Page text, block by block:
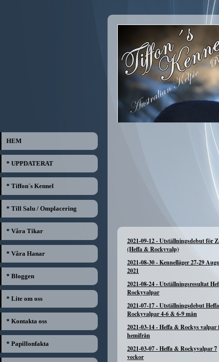
HEM
* UPPDATERAT
* Tiffon´s Kennel
* Till Salu / Omplacering
* Våra Tikar
* Våra Hanar
* Bloggen
* Lite om oss
* Kontakta oss
* Papillonfakta
2021-09-12-Utställningsdebut för
(Heffa & Rockyvalp)
2021-08-30-Kennelläger 27-29
2021
2021-08-24-Utställningsresultat
Rockyvalpar
2021-07-17-Utställningsdebut
Rockyvalpar 4-6 & 6-9 mån
2021-03-14-Heffa & Rockys
hemifrån
2021-03-07-Heffa & Rockyvalpar 7
veckor